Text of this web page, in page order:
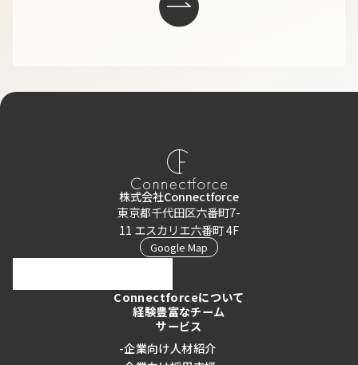
株式会社Connectforce
東京都千代田区六番町7-
11 エスカリエ六番町 4F
Google Map
Connectforceについて
経験豊富なチーム
サービス
-企業向け人材紹介